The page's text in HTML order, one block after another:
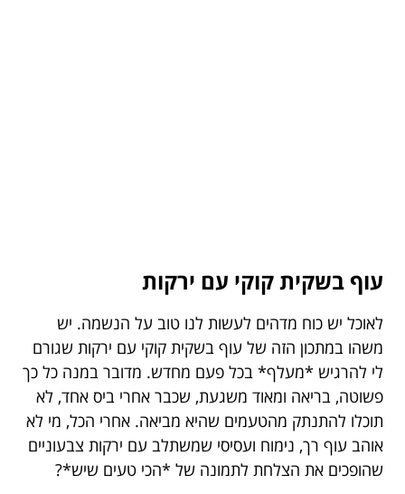
עוף בשקית קוקי עם ירקות
לאוכל יש כוח מדהים לעשות לנו טוב על הנשמה. יש
משהו במתכון הזה של עוף בשקית קוקי עם ירקות שגורם
לי להרגיש *מעלף* בכל פעם מחדש. מדובר במנה כל כך
פשוטה, בריאה ומאוד משגעת, שכבר אחרי ביס אחד, לא
תוכלו להתנתק מהטעמים שהיא מביאה. אחרי הכל, מי לא
אוהב עוף רך, נימוח ועסיסי שמשתלב עם ירקות צבעוניים
שהופכים את הצלחת לתמונה של *הכי טעים שיש*?